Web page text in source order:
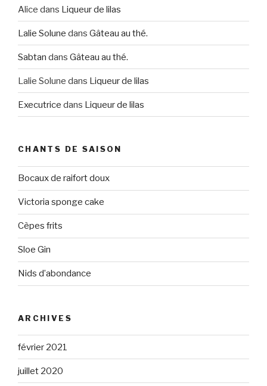
Alice dans Liqueur de lilas
Lalie Solune dans Gâteau au thé.
Sabtan dans Gâteau au thé.
Lalie Solune dans Liqueur de lilas
Executrice dans Liqueur de lilas
CHANTS DE SAISON
Bocaux de raifort doux
Victoria sponge cake
Cèpes frits
Sloe Gin
Nids d’abondance
ARCHIVES
février 2021
juillet 2020